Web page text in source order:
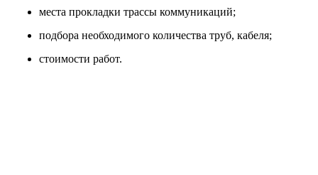
места прокладки трассы коммуникаций;
подбора необходимого количества труб, кабеля;
стоимости работ.